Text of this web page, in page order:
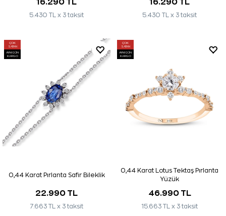
16.290 TL
5.430 TL x 3 taksit
16.290 TL
5.430 TL x 3 taksit
ÇOK
SATAN
AYNI GÜN
KARGO
0,44 Karat Pırlanta Safir Bileklik
22.990 TL
7.663 TL x 3 taksit
ÇOK
SATAN
AYNI GÜN
KARGO
0,44 Karat Lotus Tektaş Pırlanta
Yüzük
46.990 TL
15.663 TL x 3 taksit